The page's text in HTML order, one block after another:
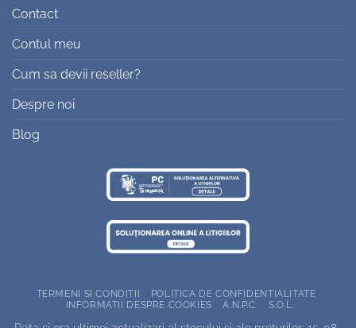
Contact
Contul meu
Cum sa devii reseller?
Despre noi
Blog
TERMENI SI CONDITII
POLITICA DE CONFIDENTIALITATE
INFORMATII DESPRE COOKIES
A.N.P.C. S.O.L.